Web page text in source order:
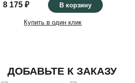
8 175 ₽ В корзину
Купить в один клик
ДОБАВЬТЕ К ЗАКАЗУ